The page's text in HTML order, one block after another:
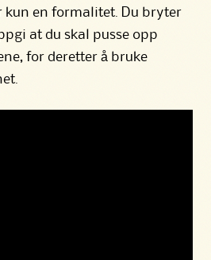
kun en formalitet. Du bryter
at du skal pusse opp
for deretter å bruke